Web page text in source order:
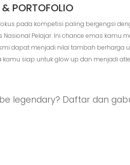
PORTOFOLIO
pada kompetisi paling bergengsi
Nasional Pelajar. Ini chance emas kamu
dapat menjadi nilai tambah berharga
kamu siap untuk glow up dan menjadi
legendary? Daftar dan